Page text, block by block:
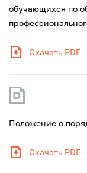
обучающихся по
Скачать PDF
Положение о
Скачать PDF